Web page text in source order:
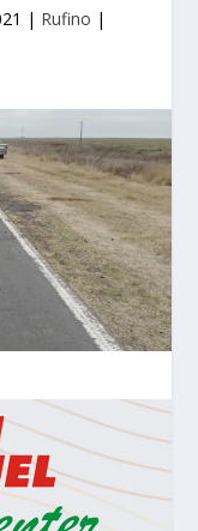
| Rufino |